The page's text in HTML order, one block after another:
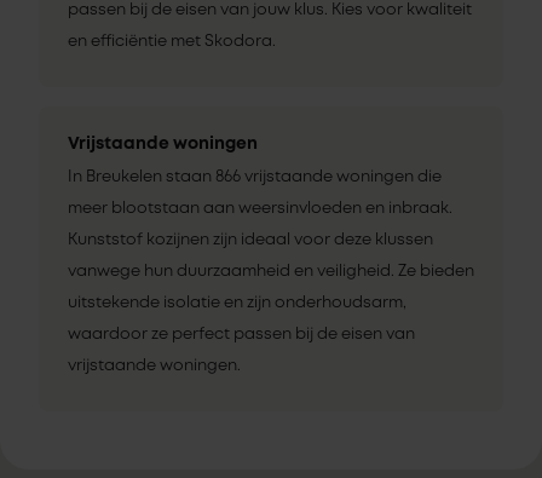
passen bij de eisen van jouw klus. Kies voor kwaliteit
en efficiëntie met Skodora.
Vrijstaande woningen
In Breukelen staan 866 vrijstaande woningen die
meer blootstaan aan weersinvloeden en inbraak.
Kunststof kozijnen zijn ideaal voor deze klussen
vanwege hun duurzaamheid en veiligheid. Ze bieden
uitstekende isolatie en zijn onderhoudsarm,
waardoor ze perfect passen bij de eisen van
vrijstaande woningen.